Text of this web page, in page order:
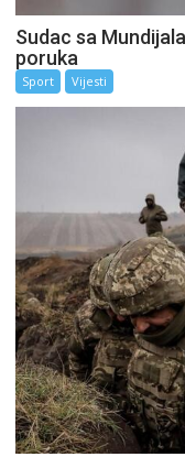
Sudac sa
poruka
Sport Vijesti